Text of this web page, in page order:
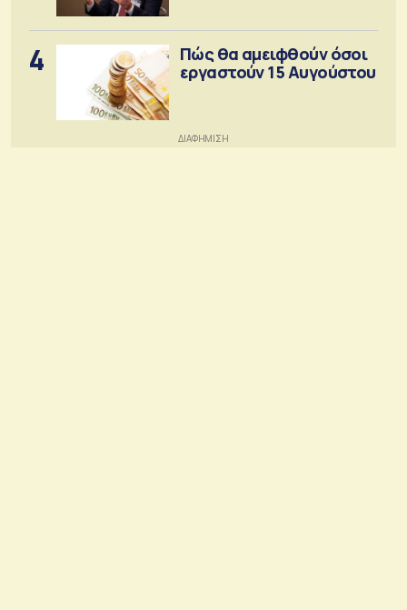
4
Πώς θα αμειφθούν όσοι
εργαστούν 15 Αυγούστου